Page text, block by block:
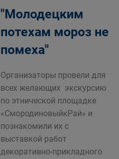
"Молодецким
потехам мороз не
помеха"
Организаторы провели для
всех желающих экскурсию
по этнической площадке
«СмородиновыйкРай» и
познакомили их с
выставкой работ
декоративно-прикладного